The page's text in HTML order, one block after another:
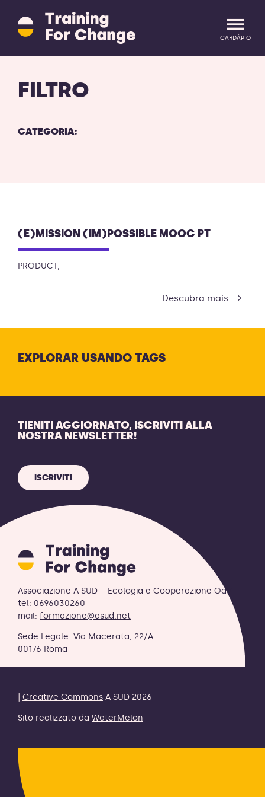
Training
for
Change
a
página
CARDÁPIO
FILTRO
CATEGORIA:
(E)MISSION (IM)POSSIBLE MOOC PT
PRODUCT
Descubra mais
EXPLORAR USANDO TAGS
TIENITI AGGIORNATO, ISCRIVITI ALLA
NOSTRA NEWSLETTER!
ISCRIVITI
Training
for
Change
logo
-
retornar
página
inicial
Associazione A SUD – Ecologia e Cooperazione OdV
tel: 0696030260
mail: formazione@asud.net
Sede Legale: Via Macerata, 22/A
00176 Roma
Creative Commons A SUD 2026
Sito realizzato da WaterMelon